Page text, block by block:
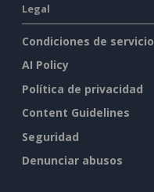
Legal
Condiciones de servicio
AI Policy
Política de privacidad
Content Guidelines
Seguridad
Denunciar abusos